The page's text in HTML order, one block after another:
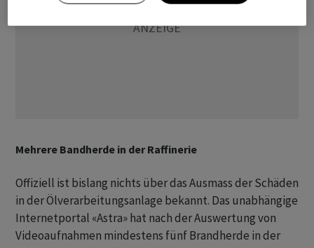
Mehrere Bandherde in der Raffinerie
Offiziell ist bislang nichts über das Ausmass der Schäden
in der Ölverarbeitungsanlage bekannt. Das unabhängige
Internetportal «Astra» hat nach der Auswertung von
Videoaufnahmen mindestens fünf Brandherde in der